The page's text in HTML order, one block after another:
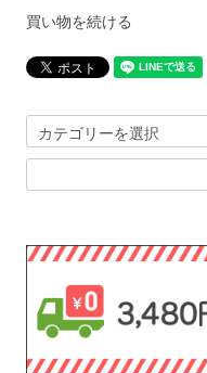
買い物を続ける